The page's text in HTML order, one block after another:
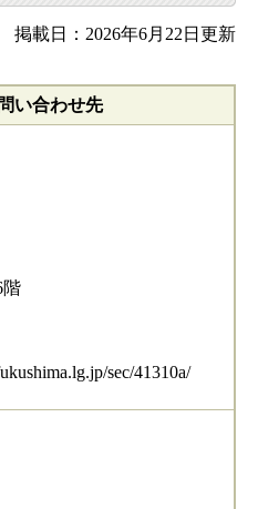
掲載日：2026年6月22日更新
い合わせ先
sec/41310a/